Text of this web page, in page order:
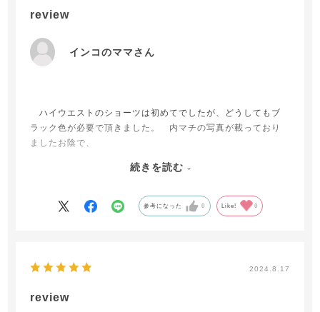
review
インコのママさん
ハイウエストのショーツは初めてでしたが、どうしてもブ
ラック色が必要で頂きました。 内マチの写真が載っており
ましたお陰で、
私は、基本ブラキャミ派ですので、お揃いでは有りません
トの方々には、
に頂きたかったです・・・）
続きを読む
参考になった 0 Like! 0
2024.8.17
review